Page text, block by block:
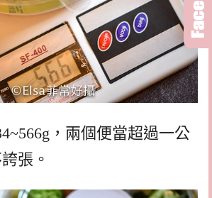
，兩個便當超過一公
張。